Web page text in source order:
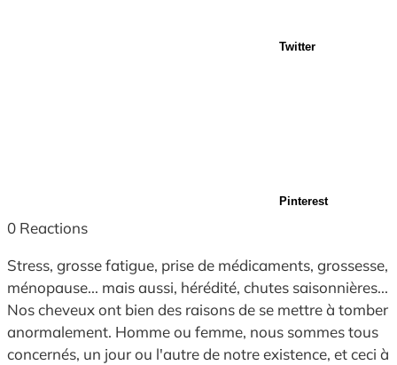
Twitter
Pinterest
0 Reactions
Stress, grosse fatigue, prise de médicaments, grossesse,
ménopause... mais aussi, hérédité, chutes saisonnières...
Nos cheveux ont bien des raisons de se mettre à tomber
anormalement. Homme ou femme, nous sommes tous
concernés, un jour ou l'autre de notre existence, et ceci à